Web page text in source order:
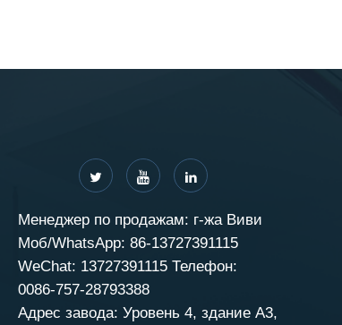
Менеджер по продажам: г-жа Виви
Моб/WhatsApp: 86-13727391115
WeChat: 13727391115 Телефон:
0086-757-28793388
Адрес завода: Уровень 4, здание A3,